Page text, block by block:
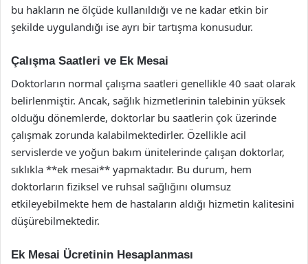
bu hakların ne ölçüde kullanıldığı ve ne kadar etkin bir
şekilde uygulandığı ise ayrı bir tartışma konusudur.
Çalışma Saatleri ve Ek Mesai
Doktorların normal çalışma saatleri genellikle 40 saat olarak
belirlenmiştir. Ancak, sağlık hizmetlerinin talebinin yüksek
olduğu dönemlerde, doktorlar bu saatlerin çok üzerinde
çalışmak zorunda kalabilmektedirler. Özellikle acil
servislerde ve yoğun bakım ünitelerinde çalışan doktorlar,
sıklıkla **ek mesai** yapmaktadır. Bu durum, hem
doktorların fiziksel ve ruhsal sağlığını olumsuz
etkileyebilmekte hem de hastaların aldığı hizmetin kalitesini
düşürebilmektedir.
Ek Mesai Ücretinin Hesaplanması